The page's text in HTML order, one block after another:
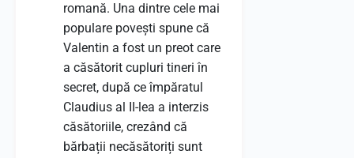
romană. Una dintre cele mai
populare povești spune că
Valentin a fost un preot care
a căsătorit cupluri tineri în
secret, după ce împăratul
Claudius al II-lea a interzis
căsătoriile, crezând că
bărbații necăsătoriți sunt